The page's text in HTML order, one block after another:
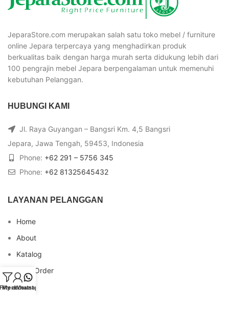
JeparaStore.com merupakan salah satu toko mebel / furniture
online Jepara terpercaya yang menghadirkan produk
berkualitas baik dengan harga murah serta didukung lebih dari
100 pengrajin mebel Jepara berpengalaman untuk memenuhi
kebutuhan Pelanggan.
HUBUNGI KAMI
Jl. Raya Guyangan – Bangsri Km. 4,5 Bangsri
Jepara, Jawa Tengah, 59453, Indonesia
Phone: +62 291 – 5756 345
Phone: +62 81325645432
LAYANAN PELANGGAN
Home
About
Katalog
Cara Order
Blog
My account
Whatsapp